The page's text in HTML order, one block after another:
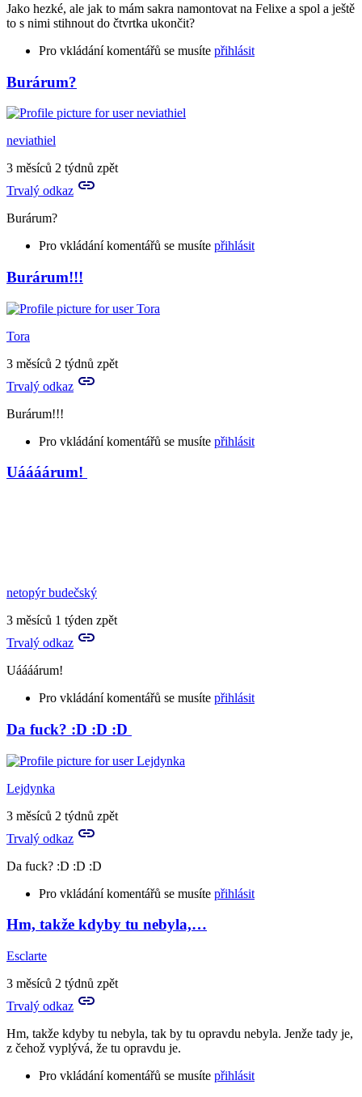
Jako hezké, ale jak to mám sakra namontovat na Felixe a spol a ještě
to s nimi stihnout do čtvrtka ukončit?
Pro vkládání komentářů se musíte přihlásit
Burárum?
neviathiel
3 měsíců 2 týdnů zpět
Trvalý odkaz
Burárum?
Pro vkládání komentářů se musíte přihlásit
Burárum!!!
Tora
3 měsíců 2 týdnů zpět
Trvalý odkaz
Burárum!!!
Pro vkládání komentářů se musíte přihlásit
In
Uáááárum!
netopýr budečský
3 měsíců 1 týden zpět
Trvalý odkaz
Uáááárum!
Pro vkládání komentářů se musíte přihlásit
In
reply
to
Burárum!!!
by
Tora
Da fuck? :D :D :D
Lejdynka
3 měsíců 2 týdnů zpět
Trvalý odkaz
Da fuck? :D :D :D
Pro vkládání komentářů se musíte přihlásit
Hm, takže kdyby tu nebyla,…
Esclarte
3 měsíců 2 týdnů zpět
Trvalý odkaz
Hm, takže kdyby tu nebyla, tak by tu opravdu nebyla. Jenže tady je,
z čehož vyplývá, že tu opravdu je.
Pro vkládání komentářů se musíte přihlásit